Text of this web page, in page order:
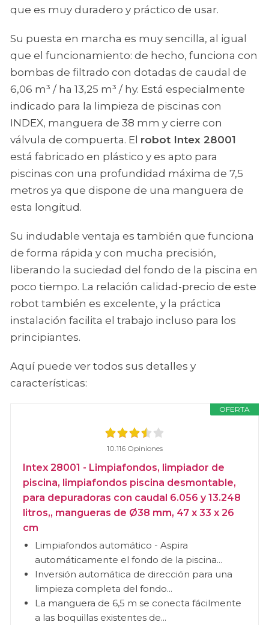
que es muy duradero y práctico de usar.
Su puesta en marcha es muy sencilla, al igual
que el funcionamiento: de hecho, funciona con
bombas de filtrado con dotadas de caudal de
6,06 m³ / ha 13,25 m³ / hy. Está especialmente
indicado para la limpieza de piscinas con
INDEX, manguera de 38 mm y cierre con
válvula de compuerta. El robot Intex 28001
está fabricado en plástico y es apto para
piscinas con una profundidad máxima de 7,5
metros ya que dispone de una manguera de
esta longitud.
Su indudable ventaja es también que funciona
de forma rápida y con mucha precisión,
liberando la suciedad del fondo de la piscina en
poco tiempo. La relación calidad-precio de este
robot también es excelente, y la práctica
instalación facilita el trabajo incluso para los
principiantes.
Aquí puede ver todos sus detalles y
características:
OFERTA
10.116 Opiniones
Intex 28001 - Limpiafondos, limpiador de
piscina, limpiafondos piscina desmontable,
para depuradoras con caudal 6.056 y 13.248
litros,, mangueras de Ø38 mm, 47 x 33 x 26
cm
Limpiafondos automático - Aspira
automáticamente el fondo de la piscina...
Inversión automática de dirección para una
limpieza completa del fondo...
La manguera de 6,5 m se conecta fácilmente
a las boquillas existentes de...